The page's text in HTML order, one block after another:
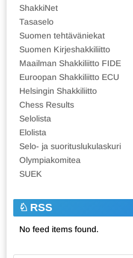
ShakkiNet
Tasaselo
Suomen tehtäväniekat
Suomen Kirjeshakkiliitto
Maailman Shakkiliitto FIDE
Euroopan Shakkiliitto ECU
Helsingin Shakkiliitto
Chess Results
Selolista
Elolista
Selo- ja suorituslukulaskuri
Olympiakomitea
SUEK
RSS
No feed items found.